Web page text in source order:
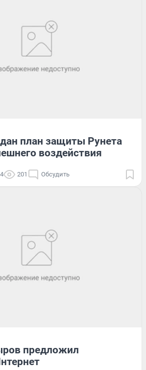
план защиты Рунета
воздействия
201 Обсудить
предложил